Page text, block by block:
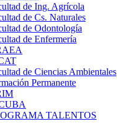
de Ing. Agrícola
de Cs. Naturales
de Odontología
de Enfermería
de Ciencias Ambientales
Permanente
TALENTOS